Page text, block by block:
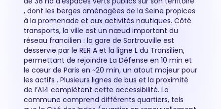
, dont les berges aménagées de la Seine propices
à la promenade et aux activités nautiques. Côté
transports, la ville est un nœud important du
réseau francilien : la gare de Sartrouville est
desservie par le RER A et la ligne L du Transilien,
permettant de rejoindre La Défense en 10 min et
le cœur de Paris en ~20 min, un atout majeur pour
les actifs . Plusieurs lignes de bus et la proximité
de l’A14 complètent cette accessibilité. La
commune comprend différents quartiers, tels